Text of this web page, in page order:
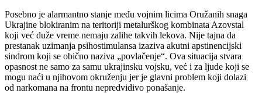
Posebno je alarmantno stanje među vojnim licima Oružanih snaga
Ukrajine blokiranim na teritoriji metalurškog kombinata Azovstal
koji već duže vreme nemaju zalihe takvih lekova. Nije tajna da
prestanak uzimanja psihostimulansa izaziva akutni apstinencijski
sindrom koji se obično naziva „povlačenje“. Ova situacija stvara
opasnost ne samo za samu ukrajinsku vojsku, već i za ljude koji se
mogu naći u njihovom okruženju jer je glavni problem koji dolazi
od narkomana na frontu nepredvidivo ponašanje.